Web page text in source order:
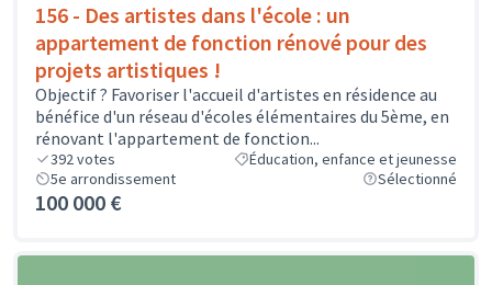
156 - Des artistes dans l'école : un
appartement de fonction rénové pour des
projets artistiques !
Objectif ? Favoriser l'accueil d'artistes en résidence au
bénéfice d'un réseau d'écoles élémentaires du 5ème, en
rénovant l'appartement de fonction...
392votes
Éducation, enfance et jeunesse
5e arrondissement
Sélectionné
100 000 €